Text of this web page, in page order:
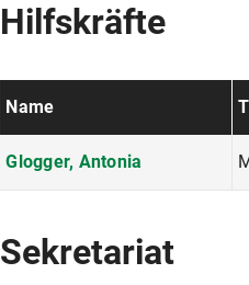
Hilfskräfte
Name
Glogger, Antonia
Sekretariat